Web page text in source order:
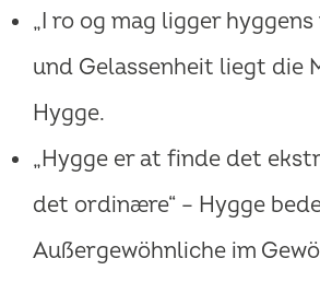
„I ro og mag ligger hyggens
und Gelassenheit liegt die
Hygge.
„Hygge er at finde det
det ordinære“ – Hygge
Außergewöhnliche im